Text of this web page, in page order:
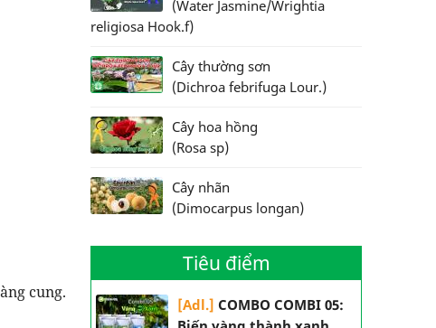
cung.
(Water Jasmine/Wrightia
religiosa Hook.f)
Cây thường sơn
(Dichroa febrifuga Lour.)
Cây hoa hồng
(Rosa sp)
Cây nhãn
(Dimocarpus longan)
Tiêu điểm
[Adl.] COMBO COMBI 05: